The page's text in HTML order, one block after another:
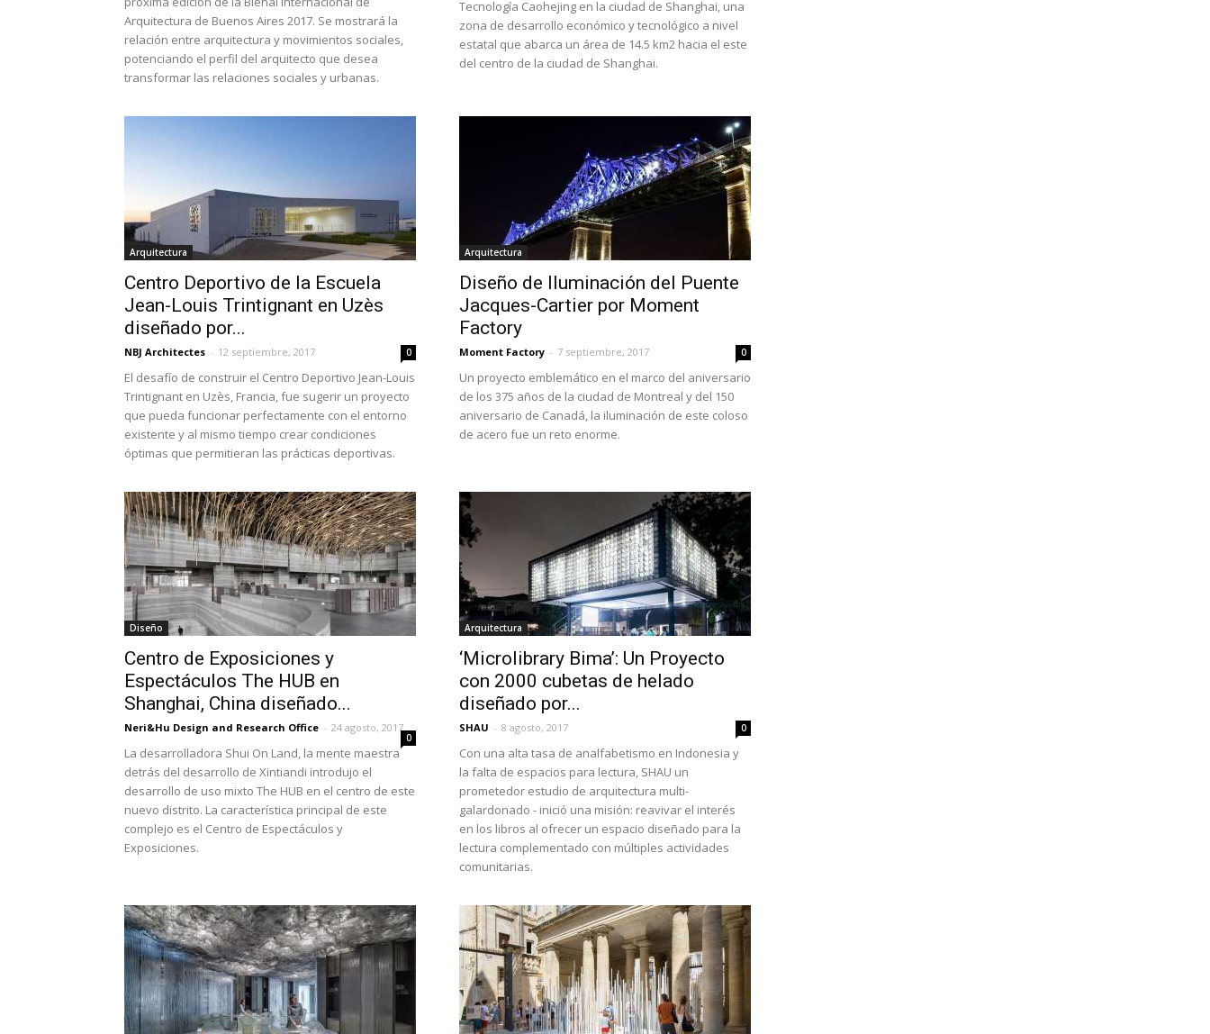
Arquitectura de Buenos Aires 2017. Se mostrará la
relación entre arquitectura y movimientos sociales,
potenciando el perfil del arquitecto que desea
transformar las relaciones sociales y urbanas.
Tecnología Caohejing en la ciudad de Shanghai, una
zona de desarrollo económico y tecnológico a nivel
estatal que abarca un área de 14.5 km2 hacia el este
del centro de la ciudad de Shanghai.
Arquitectura
Centro Deportivo de la Escuela
Jean-Louis Trintignant en Uzès
diseñado por...
NBJ Architectes - 12 septiembre, 2017 0
El desafío de construir el Centro Deportivo Jean-Louis
Trintignant en Uzès, Francia, fue sugerir un proyecto
que pueda funcionar perfectamente con el entorno
existente y al mismo tiempo crear condiciones
óptimas que permitieran las prácticas deportivas.
Arquitectura
Diseño de Iluminación del Puente
Jacques-Cartier por Moment
Factory
Moment Factory - 7 septiembre, 2017 0
Un proyecto emblemático en el marco del aniversario
de los 375 años de la ciudad de Montreal y del 150
aniversario de Canadá, la iluminación de este coloso
de acero fue un reto enorme.
Diseño
Centro de Exposiciones y
Espectáculos The HUB en
Shanghai, China diseñado...
Neri&Hu Design and Research Office - 24 agosto, 2017
0
La desarrolladora Shui On Land, la mente maestra
detrás del desarrollo de Xintiandi introdujo el
desarrollo de uso mixto The HUB en el centro de este
nuevo distrito. La característica principal de este
complejo es el Centro de Espectáculos y
Exposiciones.
Arquitectura
‘Microlibrary Bima’: Un Proyecto
con 2000 cubetas de helado
diseñado por...
SHAU - 8 agosto, 2017 0
Con una alta tasa de analfabetismo en Indonesia y
la falta de espacios para lectura, SHAU un
prometedor estudio de arquitectura multi-
galardonado - inició una misión: reavivar el interés
en los libros al ofrecer un espacio diseñado para la
lectura complementado con múltiples actividades
comunitarias.